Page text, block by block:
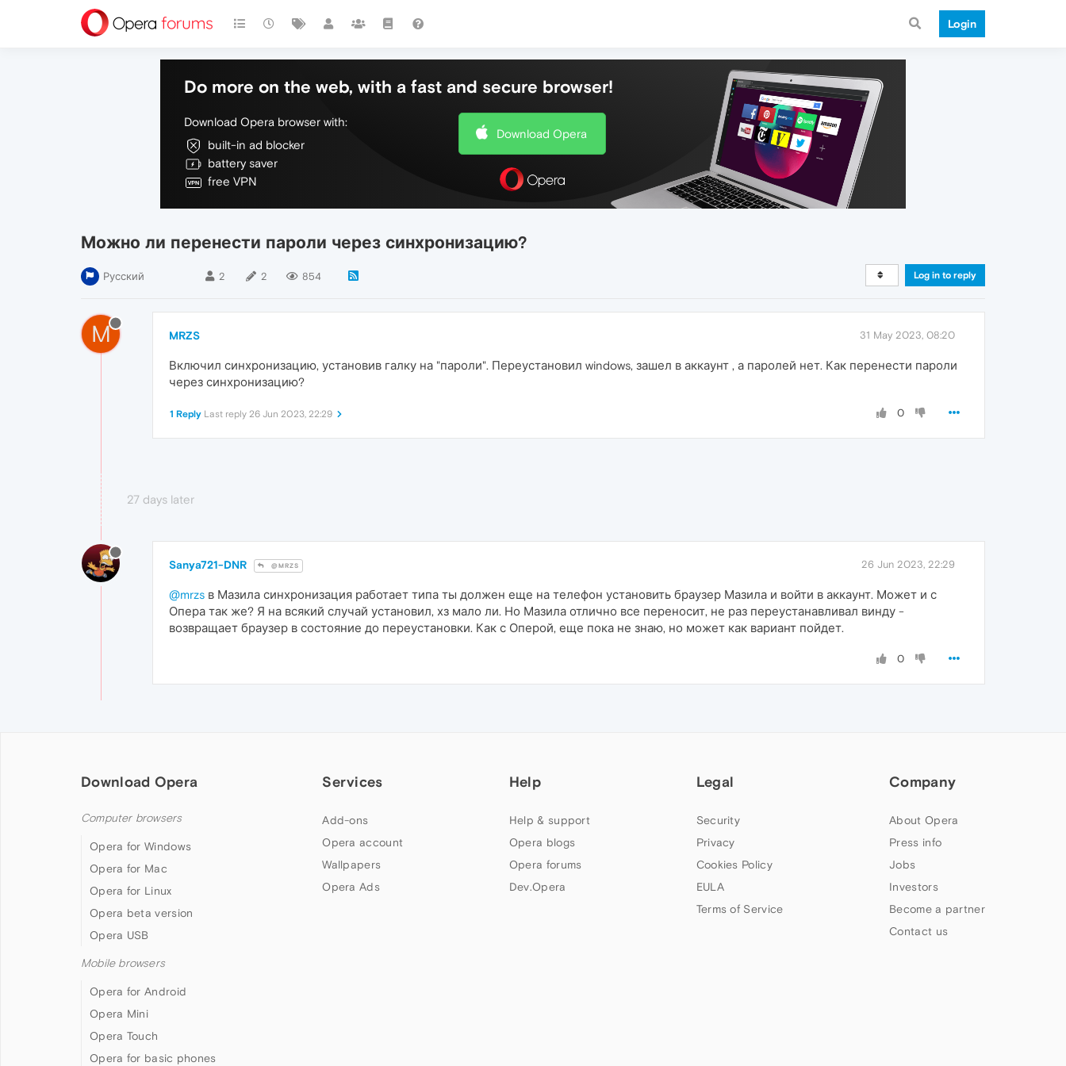
Login
Do more on the web, with a fast and secure browser!
Download Opera browser with:
built-in ad blocker
battery saver
free VPN
Download Opera
Можно ли перенести пароли через синхронизацию?
Русский 2 2 854 Log in to reply
M MRZS 31 May 2023, 08:20
Включил синхронизацию, установив галку на "пароли". Переустановил windows, зашел в аккаунт , а паролей нет. Как перенести пароли
через синхронизацию?
0
1 Reply Last reply 26 Jun 2023, 22:29
27 days later
Sanya721-DNR @MRZS 26 Jun 2023, 22:29
@mrzs в Мазила синхронизация работает типа ты должен еще на телефон установить браузер Мазила и войти в аккаунт. Может и с
Опера так же? Я на всякий случай установил, хз мало ли. Но Мазила отлично все переносит, не раз переустанавливал винду -
возвращает браузер в состояние до переустановки. Как с Оперой, еще пока не знаю, но может как вариант пойдет.
0
Download Opera
Computer browsers
Opera for Windows
Opera for Mac
Opera for Linux
Opera beta version
Opera USB
Mobile browsers
Opera for Android
Opera Mini
Opera Touch
Opera for basic phones
Services
Add-ons
Opera account
Wallpapers
Opera Ads
Help
Help & support
Opera blogs
Opera forums
Dev.Opera
Legal
Security
Privacy
Cookies Policy
EULA
Terms of Service
Company
About Opera
Press info
Jobs
Investors
Become a partner
Contact us